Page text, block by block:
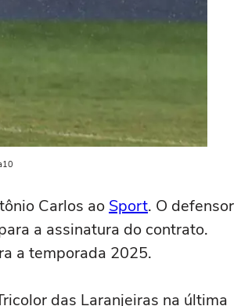
Carlos ao Sport. O defensor
a assinatura do contrato.
a temporada 2025.
das Laranjeiras na última